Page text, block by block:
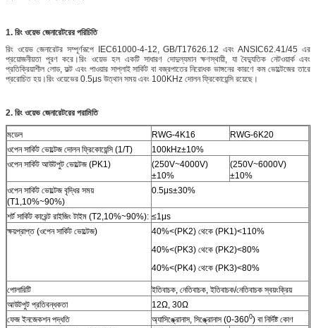
1. রিং ওয়েভ জেনারেটরের পরিচিতি
রিং ওয়েভ জেনারেটর সম্পূর্ণরূপে IEC61000-4-12, GB/T17626.12 এবং ANSIC62.41/45 এর
প্রয়োজনীয়তা পূরণ করে।রিং ওয়েভ হল একটি সাধারণ দোদুল্যমান ক্ষণস্থায়ী, যা বৈদ্যুতিক নেটওয়ার্ক এবং
প্রতিক্রিয়াশীল লোড, ফল্ট এবং পাওয়ার সাপ্লাই সার্কিট বা বজ্রপাতের নিরোধক ভাঙ্গনের কারণে কম ভোল্টেজের তারে
প্ররোচিত হয়।রিং ওয়েভের 0.5μs উত্থান সময় এবং 100KHz দোলন ফ্রিকোয়েন্সি রয়েছে।
2. রিং ওয়েভ জেনারেটরের পরামিতি
মডেল RWG-4K16
RWG-6K20
ওপেন সার্কিট ভোল্টেজ দোলন ফ্রিকোয়েন্সি (1/T)
100kHz±10%
ওপেন সার্কিট আউটপুট ভোল্টেজ (PK1)
(250V~4000V)
±10%
(250V~6000V)
±10%
ওপেন সার্কিট ভোল্টেজ বৃদ্ধির সময়
(T1,10%~90%)
0.5μs±30%
শর্ট সার্কিট কারেন্ট রাইজিং টাইম (T2,10%~90%): ≤1μs
ক্ষয়প্রাপ্ত (ওপেন সার্কিট ভোল্টেজ)
40%<(PK2) থেকে (PK1)<110%
40%<(PK3) থেকে (PK2)<80%
40%<(PK4) থেকে (PK3)<80%
পোলারিটি
ইতিবাচক, নেতিবাচক, ইতিবাচক/নেতিবাচক স্বয়ংক্রিয়
আউটপুট প্রতিবন্ধকতা
12Ω, 30Ω
ফেজ ইনজেকশন পদ্ধতি
অ্যাসিঙ্ক্রোনাস, সিঙ্ক্রোনাস (0-3600) বা নির্দিষ্ট কোণ